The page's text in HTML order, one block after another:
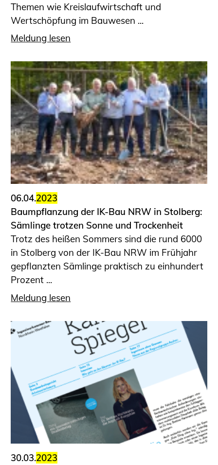
Ingenieurakademie West
Themen wie Kreislaufwirtschaft und
Wertschöpfung im Bauwesen ...
Meldung lesen
06.04.2023
Baumpflanzung der IK-Bau NRW in Stolberg:
Sämlinge trotzen Sonne und Trockenheit
Trotz des heißen Sommers sind die rund 6000
in Stolberg von der IK-Bau NRW im Frühjahr
gepflanzten Sämlinge praktisch zu einhundert
Prozent ...
Meldung lesen
30.03.2023